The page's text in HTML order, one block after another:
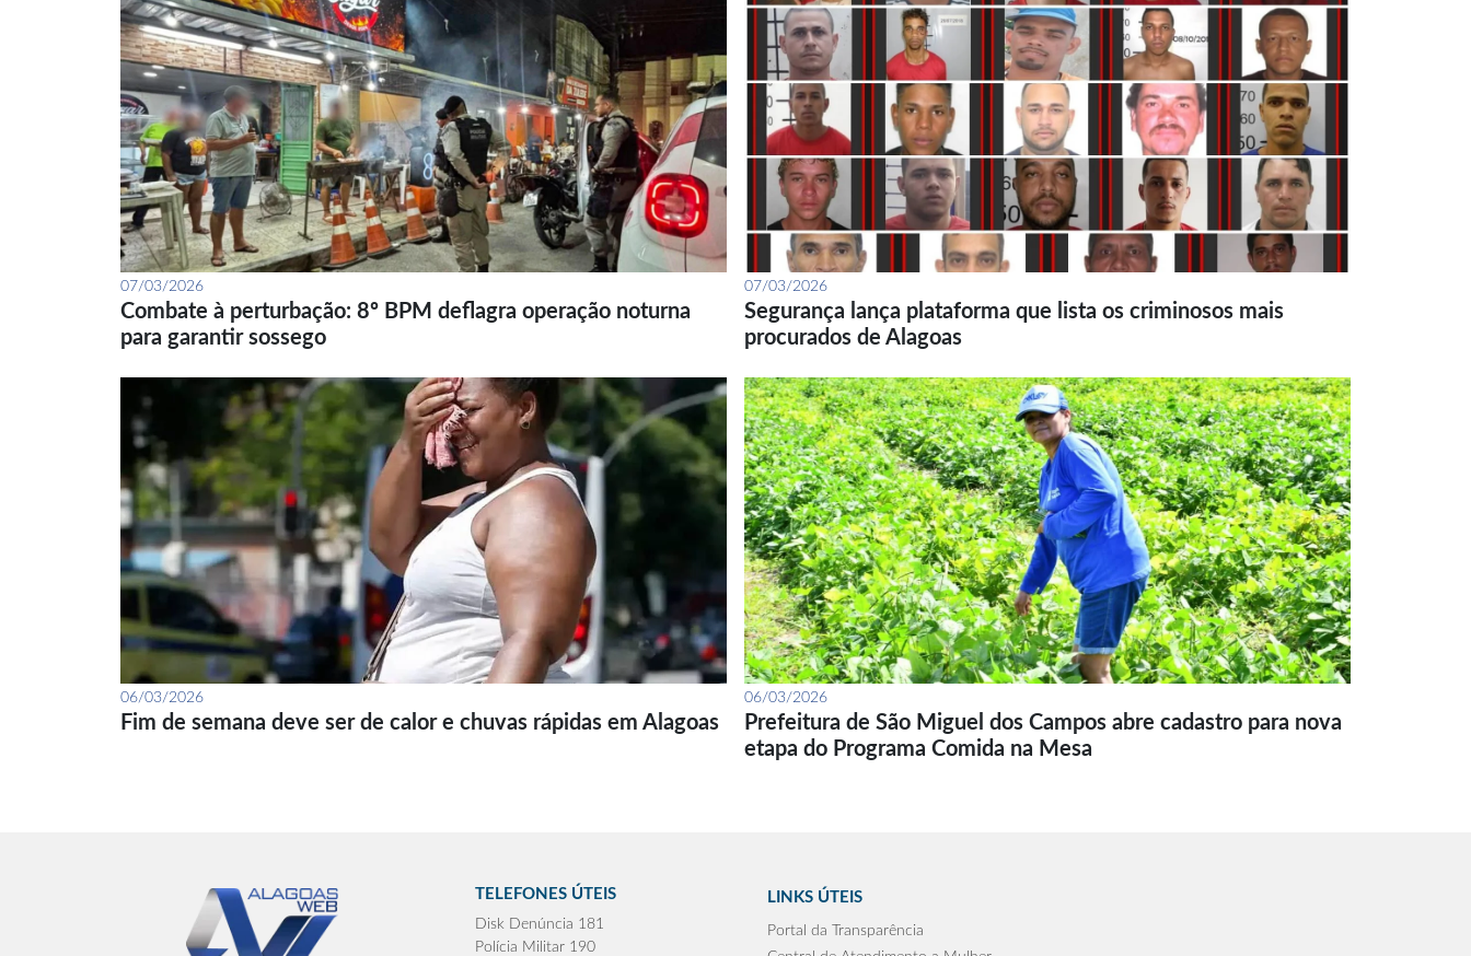
07/03/2026
Combate à perturbação: 8º BPM deflagra operação noturna
para garantir sossego
07/03/2026
Segurança lança plataforma que lista os criminosos mais
procurados de Alagoas
06/03/2026
Fim de semana deve ser de calor e chuvas rápidas em Alagoas
06/03/2026
Prefeitura de São Miguel dos Campos abre cadastro para nova
etapa do Programa Comida na Mesa
TELEFONES ÚTEIS
Disk Denúncia 181
Polícia Militar 190
LINKS ÚTEIS
Portal da Transparência